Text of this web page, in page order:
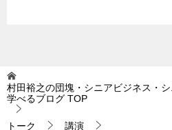
村田裕之の団塊・シニアビジネス・
学べるブログ TOP
トーク 講演